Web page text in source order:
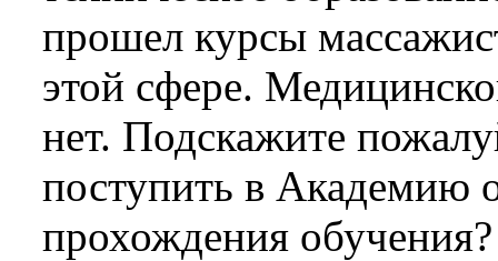
прошел курсы
этой сфере.
нет. Подскажите
поступить в Академию
прохождения